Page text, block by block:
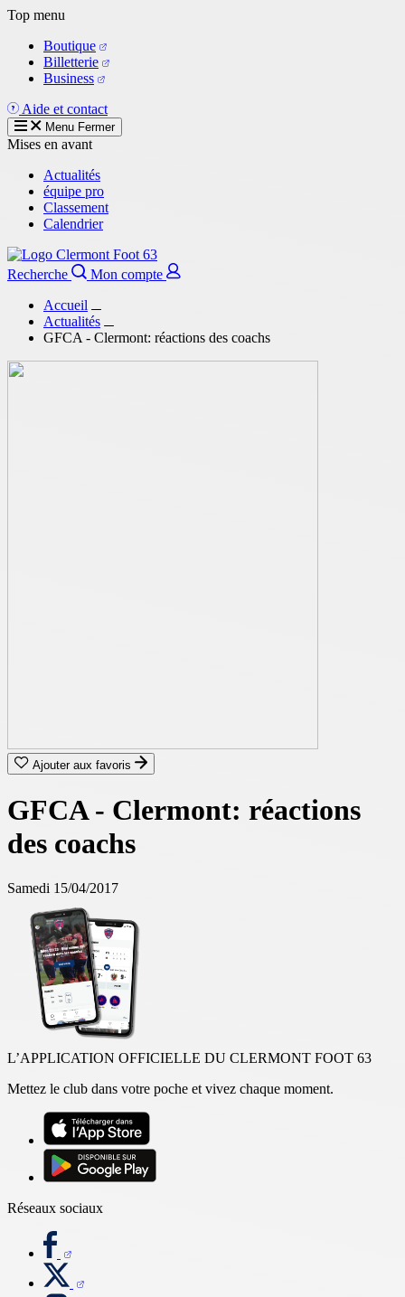
Aller
contenu
principal
Top menu
Boutique
Billetterie
Business
Aide et contact
Menu Fermer
Mises en avant
Actualités
équipe pro
Classement
Calendrier
Recherche
Mon compte
Accueil
Actualités
GFCA - Clermont: réactions des coachs
Ajouter aux favoris
GFCA - Clermont: réactions
des coachs
Samedi 15/04/2017
L’APPLICATION OFFICIELLE DU CLERMONT FOOT 63
Mettez le club dans votre poche et vivez chaque moment.
Réseaux sociaux